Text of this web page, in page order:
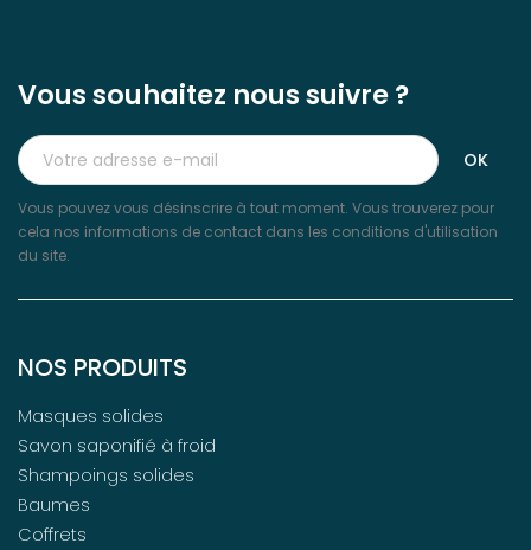
Vous souhaitez nous suivre ?
Vous pouvez vous désinscrire à tout moment. Vous trouverez pour
cela nos informations de contact dans les conditions d'utilisation
du site.
NOS PRODUITS
Masques solides
Savon saponifié à froid
Shampoings solides
Baumes
Coffrets